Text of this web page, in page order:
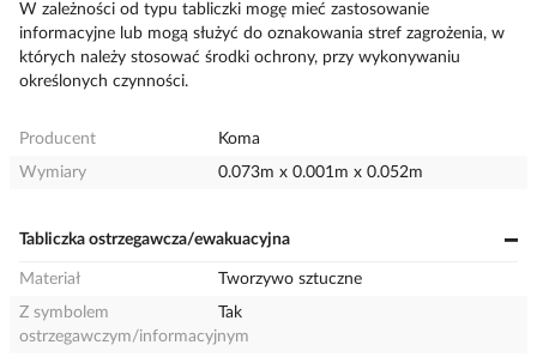
W zależności od typu tabliczki mogę mieć zastosowanie
informacyjne lub mogą służyć do oznakowania stref zagrożenia, w
których należy stosować środki ochrony, przy wykonywaniu
określonych czynności.
Producent
Koma
Wymiary
0.073m x 0.001m x 0.052m
Tabliczka ostrzegawcza/ewakuacyjna
Materiał
Tworzywo sztuczne
Z symbolem
ostrzegawczym/informacyjnym
Tak